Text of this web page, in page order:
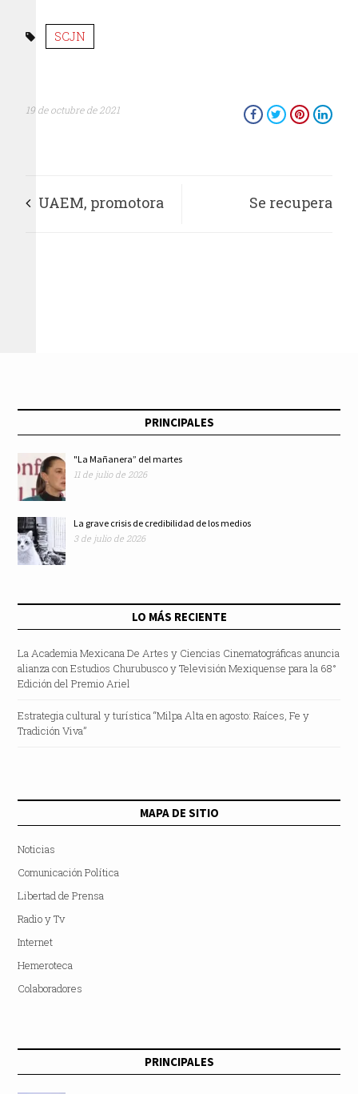
SCJN
19 de octubre de 2021
UAEM, promotora Se recupera
PRINCIPALES
"La Mañanera” del martes
11 de julio de 2026
La grave crisis de credibilidad de los medios
3 de julio de 2026
LO MÁS RECIENTE
La Academia Mexicana De Artes y Ciencias Cinematográficas anuncia
alianza con Estudios Churubusco y Televisión Mexiquense para la 68°
Edición del Premio Ariel
Estrategia cultural y turística “Milpa Alta en agosto: Raíces, Fe y
Tradición Viva”
MAPA DE SITIO
Noticias
Comunicación Política
Libertad de Prensa
Radio y Tv
Internet
Hemeroteca
Colaboradores
PRINCIPALES